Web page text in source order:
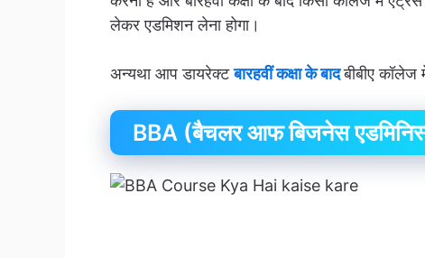
लेकर एडमिशन लेना होगा।
अन्यथा आप डायरेक्टबारहवीं कक्षा के बादबीबीए
BBA (बैचलर आफ बिजनेस